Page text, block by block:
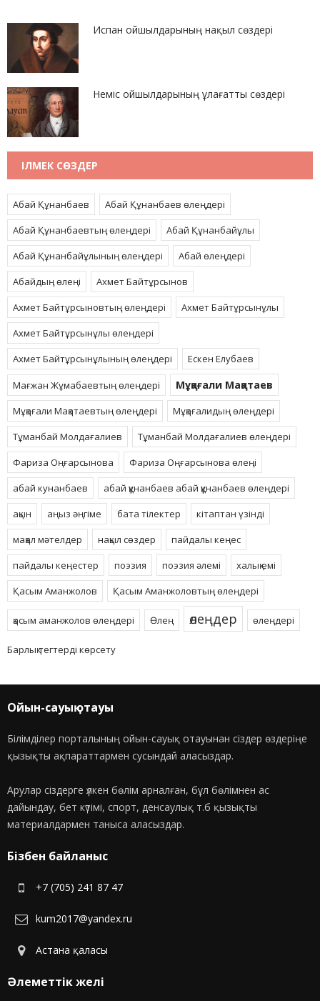
Испан ойшылдарының нақыл сөздері
Неміс ойшылдарының ұлағатты сөздері
ІЛМЕК СӨЗДЕР
Абай Құнанбаев
Абай Құнанбаев өлеңдері
Абай Құнанбаевтың өлеңдері
Абай Құнанбайұлы
Абай Құнанбайұлының өлеңдері
Абай өлеңдері
Абайдың өлеңі
Ахмет Байтұрсынов
Ахмет Байтұрсыновтың өлеңдері
Ахмет Байтұрсынұлы
Ахмет Байтұрсынұлы өлеңдері
Ахмет Байтұрсынұлының өлеңдері
Ескен Елубаев
Мағжан Жұмабаевтың өлеңдері Мұқағали Мақатаев
Мұқағали Мақатаевтың өлеңдері
Мұқағалидың өлеңдері
Тұманбай Молдағалиев
Тұманбай Молдағалиев өлеңдері
Фариза Оңғарсынова
Фариза Оңғарсынова өлеңі
абай кунанбаев
абай құнанбаев абай құнанбаев өлеңдері
ақын
аңыз әңгіме бата тілектер
кітаптан үзінді
мақал мәтелдер
нақыл сөздер
пайдалы кеңес
пайдалы кеңестер
поэзия поэзия әлемі
халық емі
Қасым Аманжолов
Қасым Аманжоловтың өлеңдері
қасым аманжолов өлеңдері Өлең өлеңдер өлеңдері
Барлық тегтерді көрсету
Ойын-сауық отауы
Білімділер порталының ойын-сауық отауынан сіздер өздеріңе
қызықты ақпараттармен сусындай аласыздар.
Арулар сіздерге үлкен бөлім арналған, бұл бөлімнен ас
дайындау, бет күтімі, спорт, денсаулық т.б қызықты
материалдармен таныса аласыздар.
Бізбен байланыс
+7 (705) 241 87 47
kum2017@yandex.ru
Астана қаласы
Әлеметтік желі